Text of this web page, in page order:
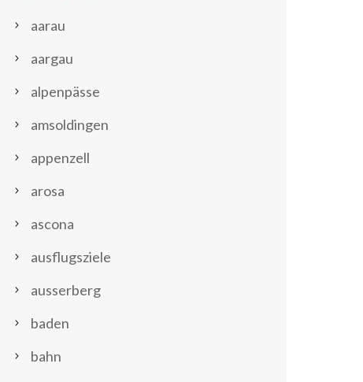
aarau
aargau
alpenpässe
amsoldingen
appenzell
arosa
ascona
ausflugsziele
ausserberg
baden
bahn